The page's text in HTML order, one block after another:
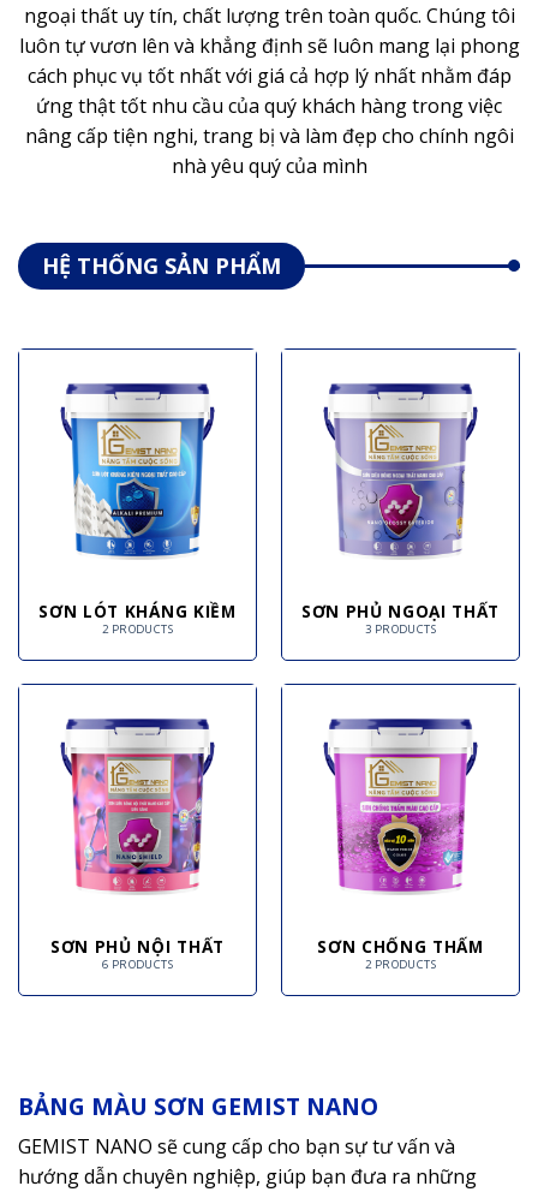
ngoại thất uy tín, chất lượng trên toàn quốc. Chúng tôi
luôn tự vươn lên và khẳng định sẽ luôn mang lại phong
cách phục vụ tốt nhất với giá cả hợp lý nhất nhằm đáp
ứng thật tốt nhu cầu của quý khách hàng trong việc
nâng cấp tiện nghi, trang bị và làm đẹp cho chính ngôi
nhà yêu quý của mình
HỆ THỐNG SẢN PHẨM
SƠN LÓT KHÁNG KIỀM
2 PRODUCTS
SƠN PHỦ NGOẠI THẤT
3 PRODUCTS
SƠN PHỦ NỘI THẤT
6 PRODUCTS
SƠN CHỐNG THẤM
2 PRODUCTS
BẢNG MÀU SƠN GEMIST NANO
GEMIST NANO sẽ cung cấp cho bạn sự tư vấn và
hướng dẫn chuyên nghiệp, giúp bạn đưa ra những